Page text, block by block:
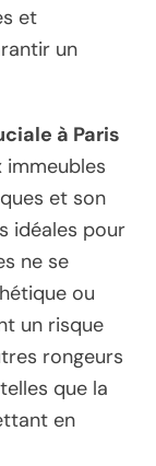
et
un
à Paris
immeubles
et son
idéales pour
ne se
ou
un risque
rongeurs
que la
en